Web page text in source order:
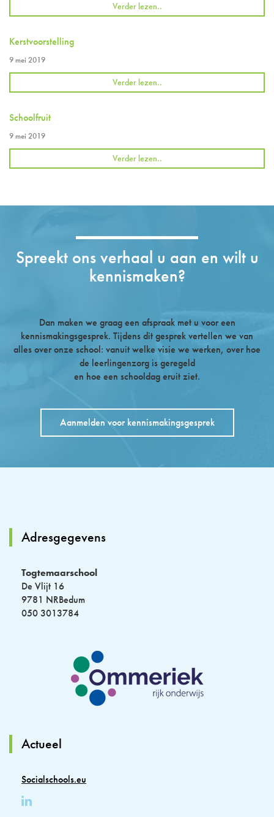
Verder lezen..
Kerstvoorstelling
9 mei 2019
Verder lezen..
Schoolfruit
9 mei 2019
Verder lezen..
Spreekt ons verhaal u aan en wilt u
kennismaken?
Dan maken we graag een afspraak met u voor een
kennismakingsgesprek. Tijdens dit gesprek vertellen we van
alles over onze school: vanuit welke visie we werken, over hoe
de leerlingenzorg is geregeld
en hoe een schooldag eruit ziet.
Aanmelden voor kennismakingsgesprek
Adresgegevens
Togtemaarschool
De Vlijt 16
9781 NRBedum
050 3013784
Actueel
Socialschools.eu